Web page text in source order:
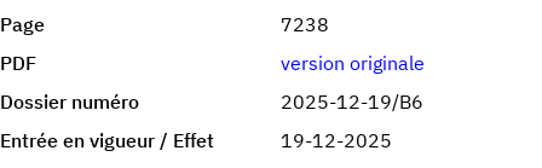
Page
7238
PDF
version originale
Dossier numéro
2025-12-19/B6
Entrée en vigueur / Effet
19-12-2025